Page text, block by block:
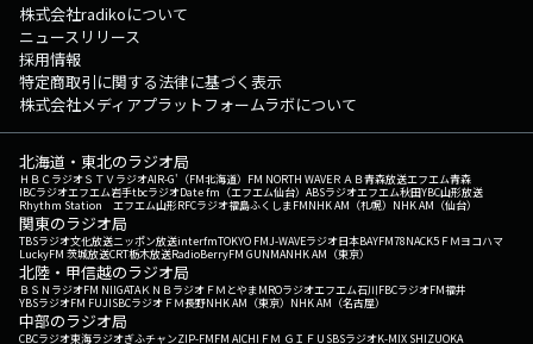
株式会社radikoについて
ニュースリリース
採用情報
特定商取引に関する法律に基づく表示
株式会社メディアプラットフォームラボについて
北海道・東北のラジオ局
ＨＢＣラジオＳＴＶラジオAIR-G'（FM北海道） FM NORTH WAVEＲＡＢ青森放送エフエム青森
IBCラジオエフエム岩手tbcラジオDate fm（エフエム仙台） ABSラジオエフエム秋田YBC山形放送
Rhythm Station エフエム山形RFCラジオ福島ふくしまFMNHK AM（札幌） NHK AM（仙台）
関東のラジオ局
TBSラジオ文化放送ニッポン放送interfmTOKYO FMJ-WAVEラジオ日本BAYFM78NACK5 ＦＭヨコハマ
LuckyFM 茨城放送CRT栃木放送RadioBerryFM GUNMANHK AM（東京）
北陸・甲信越のラジオ局
ＢＳＮラジオFM NIIGATAＫＮＢラジオ ＦＭとやまMROラジオエフエム石川FBCラジオFM福井
YBSラジオFM FUJISBCラジオ ＦＭ長野NHK AM（東京） NHK AM（名古屋）
中部のラジオ局
CBCラジオ東海ラジオぎふチャンZIP-FMFM AICHI ＦＭ ＧＩＦＵ SBSラジオK-MIX SHIZUOKA